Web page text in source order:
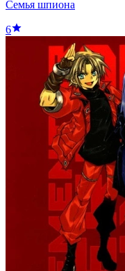
Семья шпиона
6